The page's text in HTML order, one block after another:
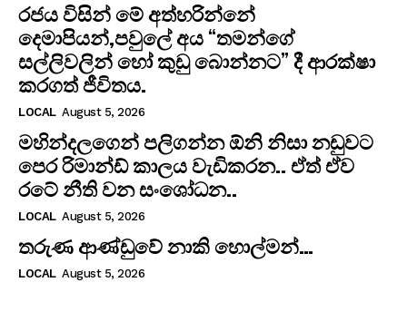
රජය විසින් මේ අත්හරින්නේ
දෙමාපියන්,පවුලේ අය “තමන්ගේ
සල්ලිවලින් හෝ කුඩු බොන්නට” දී ආරක්ෂා
කරගත් ජීවිතය.
LOCAL August 5, 2026
මහින්දලගෙන් පලිගන්න ඕනි නිසා නඩුවට
පෙර රිමාන්ඩ් කාලය වැඩිකරන.. ඒත් ඒව
රටේ නීති වන සංශෝධන..
LOCAL August 5, 2026
තරුණ ආණ්ඩුවේ නාකි හොල්මන්…
LOCAL August 5, 2026